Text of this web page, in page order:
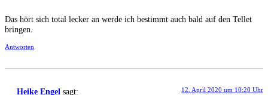
Das hört sich total lecker an wer­de ich bestimmt auch bald auf den Tel­let
bringen.
Antworten
Heike Engel sagt: 12. April 2020 um 10:20 Uhr